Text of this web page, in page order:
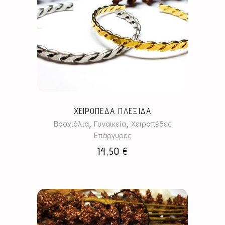
Αυτό
προϊόν
έχει
πολλαπλές
να
επιλεγούν
στη
σελίδα
ΧΕΙΡΟΠΕΔΑ ΠΛΕΞΙΔΑ
Βραχιόλια, Γυναικεία, Χειροπέδες
Επάργυρες
14,50 €